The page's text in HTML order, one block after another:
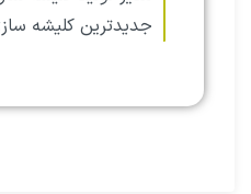
جدیدترین کلیشه